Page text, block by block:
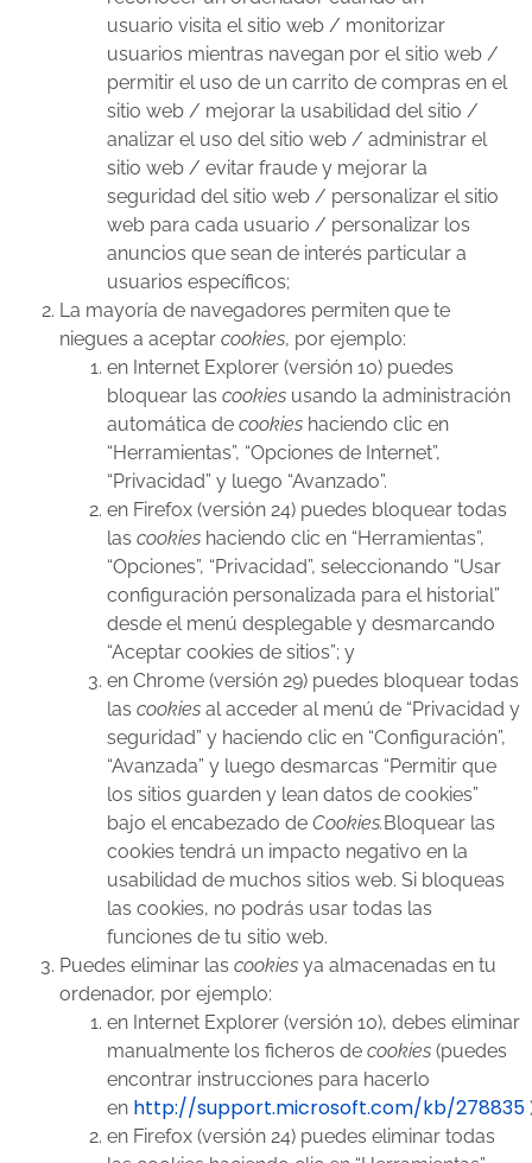
usuario visita el sitio web / monitorizar
usuarios mientras navegan por el sitio web /
permitir el uso de un carrito de compras en el
sitio web / mejorar la usabilidad del sitio /
analizar el uso del sitio web / administrar el
sitio web / evitar fraude y mejorar la
seguridad del sitio web / personalizar el sitio
web para cada usuario / personalizar los
anuncios que sean de interés particular a
usuarios específicos;
La mayoría de navegadores permiten que te
niegues a aceptar cookies, por ejemplo:
en Internet Explorer (versión 10) puedes
bloquear las cookies usando la administración
automática de cookies haciendo clic en
“Herramientas”, “Opciones de Internet”,
“Privacidad” y luego “Avanzado”.
en Firefox (versión 24) puedes bloquear todas
las cookies haciendo clic en “Herramientas”,
“Opciones”, “Privacidad”, seleccionando “Usar
configuración personalizada para el historial”
desde el menú desplegable y desmarcando
“Aceptar cookies de sitios”; y
en Chrome (versión 29) puedes bloquear todas
las cookies al acceder al menú de “Privacidad y
seguridad” y haciendo clic en “Configuración”,
“Avanzada” y luego desmarcas “Permitir que
los sitios guarden y lean datos de cookies”
bajo el encabezado de Cookies.Bloquear las
cookies tendrá un impacto negativo en la
usabilidad de muchos sitios web. Si bloqueas
las cookies, no podrás usar todas las
funciones de tu sitio web.
Puedes eliminar las cookies ya almacenadas en tu
ordenador, por ejemplo:
en Internet Explorer (versión 10), debes eliminar
manualmente los ficheros de cookies (puedes
encontrar instrucciones para hacerlo
en http://support.microsoft.com/kb/278835
en Firefox (versión 24) puedes eliminar todas